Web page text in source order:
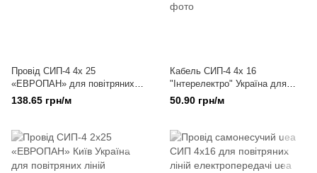
Провід СИП-4 4х 25
«ЕВРОПАН» для повітряних
ліній електропередачі
138.65 грн/м
Кабель СИП-4 4х 16
"Інтерелектро" Україна для
воздушных линий
электропередачи низкого
50.90 грн/м